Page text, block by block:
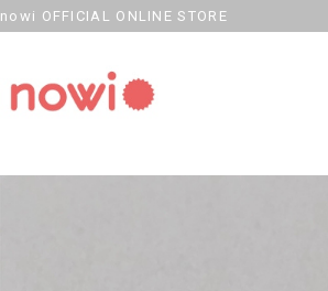
nowi OFFICIAL ONLINE STORE